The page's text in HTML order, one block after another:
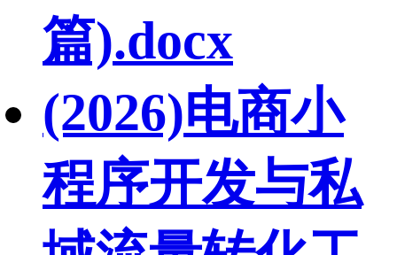
篇).docx
(2026)电商小
程序开发与私